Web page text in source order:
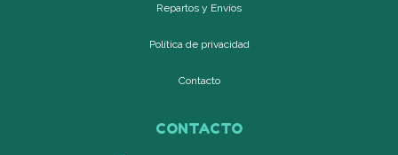
Repartos y Envíos
Política de privacidad
Contacto
CONTACTO